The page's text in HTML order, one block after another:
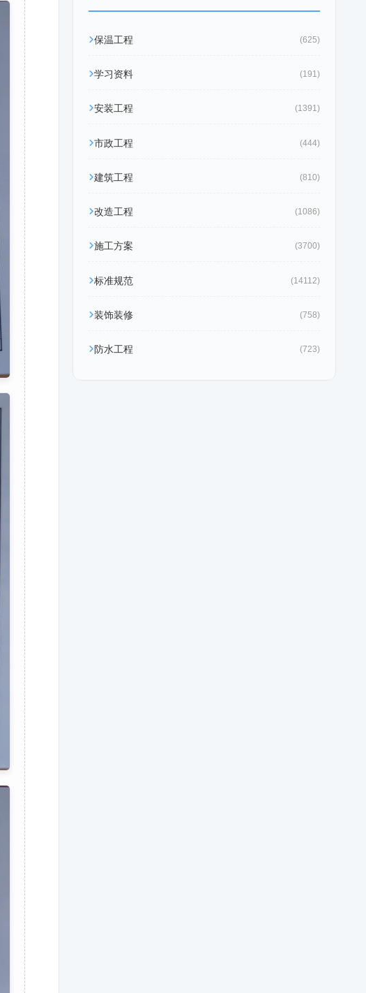
保温工程 (625)
学习资料 (191)
安装工程 (1391)
市政工程 (444)
建筑工程 (810)
改造工程 (1086)
施工方案 (3700)
标准规范 (14112)
装饰装修 (758)
防水工程 (723)